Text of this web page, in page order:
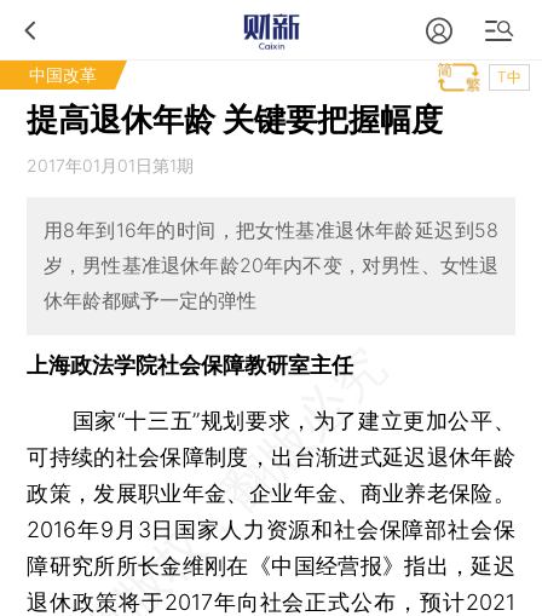
中国改革 T中
提高退休年龄 关键要把握幅度
2017年01月01日第1期
用8年到16年的时间，把女性基准退休年龄延迟到58
岁，男性基准退休年龄20年内不变，对男性、女性退
休年龄都赋予一定的弹性
上海政法学院社会保障教研室主任
国家“十三五”规划要求，为了建立更加公平、
可持续的社会保障制度，出台渐进式延迟退休年龄
政策，发展职业年金、企业年金、商业养老保险。
2016年9月3日国家人力资源和社会保障部社会保
障研究所所长金维刚在《中国经营报》指出，延迟
退休政策将于2017年向社会正式公布，预计2021